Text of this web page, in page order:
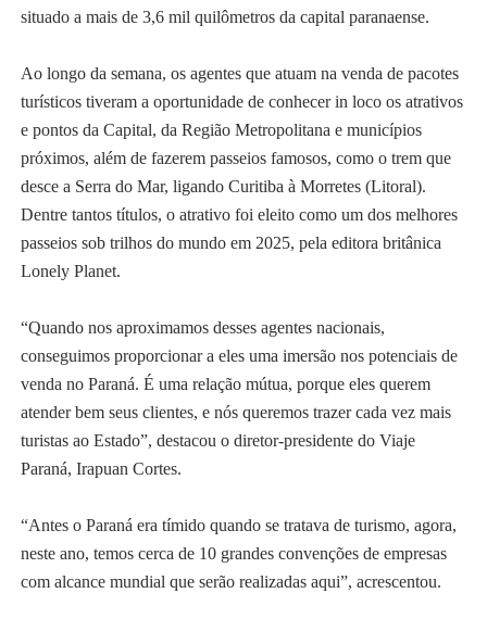
situado a mais de 3,6 mil quilômetros da capital paranaense.
Ao longo da semana, os agentes que atuam na venda de pacotes
turísticos tiveram a oportunidade de conhecer in loco os atrativos
e pontos da Capital, da Região Metropolitana e municípios
próximos, além de fazerem passeios famosos, como o trem que
desce a Serra do Mar, ligando Curitiba à Morretes (Litoral).
Dentre tantos títulos, o atrativo foi eleito como um dos melhores
passeios sob trilhos do mundo em 2025, pela editora britânica
Lonely Planet.
“Quando nos aproximamos desses agentes nacionais,
conseguimos proporcionar a eles uma imersão nos potenciais de
venda no Paraná. É uma relação mútua, porque eles querem
atender bem seus clientes, e nós queremos trazer cada vez mais
turistas ao Estado”, destacou o diretor-presidente do Viaje
Paraná, Irapuan Cortes.
“Antes o Paraná era tímido quando se tratava de turismo, agora,
neste ano, temos cerca de 10 grandes convenções de empresas
com alcance mundial que serão realizadas aqui”, acrescentou.